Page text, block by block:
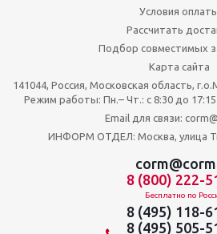
Условия
Рассчитать
Подбор совместимых
Карта сайта
141044, Россия, Московская область,
Режим работы: Пн.– Чт.: с 8:30 до
Email для связи:
ИНФОРМ ОТДЕЛ: Москва, улица
8 (800) 222-
Бесплатно по
8 (495) 118-
8 (495) 505-